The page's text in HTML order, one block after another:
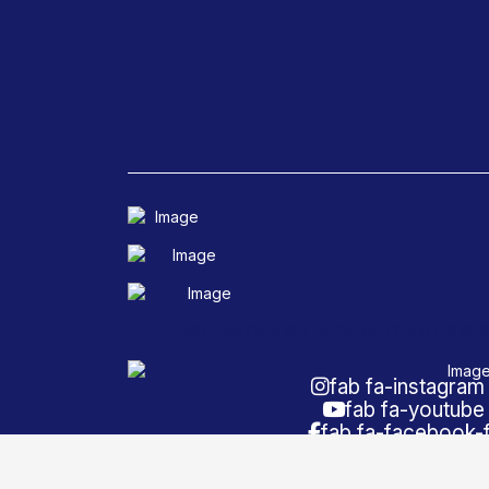
fab fa-instagram
fab fa-youtube
fab fa-